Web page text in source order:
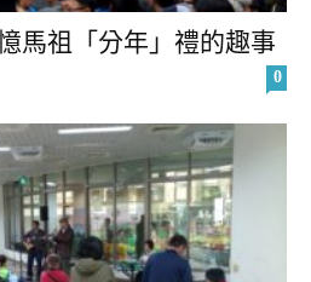
馬祖「分年」禮的趣事
0